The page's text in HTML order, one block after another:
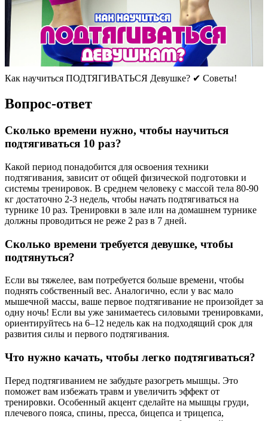
Как научиться ПОДТЯГИВАТЬСЯ Девушке? ✔ Советы!
Вопрос-ответ
Сколько времени нужно, чтобы научиться
подтягиваться 10 раз?
Какой период понадобится для освоения техники
подтягивания, зависит от общей физической подготовки и
системы тренировок. В среднем человеку с массой тела 80-90
кг достаточно 2-3 недель, чтобы начать подтягиваться на
турнике 10 раз. Тренировки в зале или на домашнем турнике
должны проводиться не реже 2 раз в 7 дней.
Сколько времени требуется девушке, чтобы
подтянуться?
Если вы тяжелее, вам потребуется больше времени, чтобы
поднять собственный вес. Аналогично, если у вас мало
мышечной массы, ваше первое подтягивание не произойдет за
одну ночь! Если вы уже занимаетесь силовыми тренировками,
ориентируйтесь на 6–12 недель как на подходящий срок для
развития силы и первого подтягивания.
Что нужно качать, чтобы легко подтягиваться?
Перед подтягиванием не забудьте разогреть мышцы. Это
поможет вам избежать травм и увеличить эффект от
тренировки. Особенный акцент сделайте на мышцы груди,
плечевого пояса, спины, пресса, бицепса и трицепса,